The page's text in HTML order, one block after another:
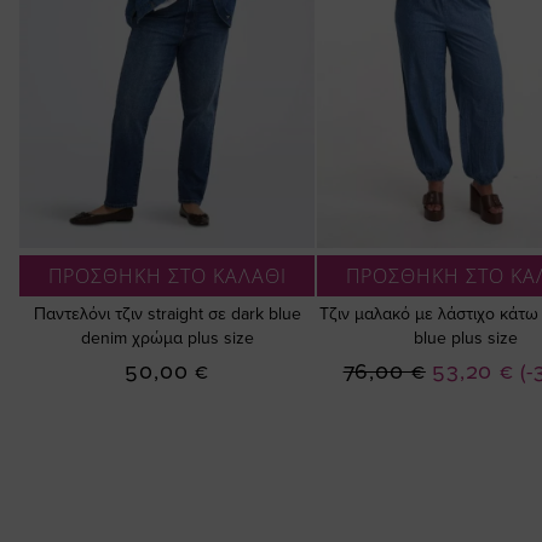
ΠΡΟΣΘΗΚΗ ΣΤΟ ΚΑΛΑΘΙ
Παντελόνι τζιν straight σε dark blue
denim χρώμα plus size
50,00 €
ΠΡΟΣΘΗΚΗ ΣΤΟ
Τζιν μαλακό με λάστιχο
blue plus size
(-
Ειδική
53,20 €
76,00 €